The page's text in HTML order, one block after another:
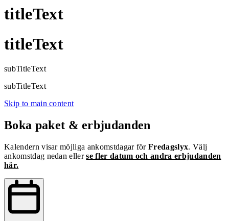
titleText
titleText
subTitleText
subTitleText
Skip to main content
Boka paket & erbjudanden
Kalendern visar möjliga ankomstdagar förFredagslyx. Välj
ankomstdag nedan ellerse fler datum och andra erbjudanden
här.